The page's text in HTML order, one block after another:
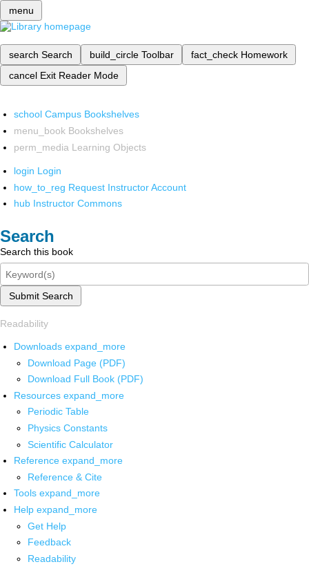
menu
search Search build_circle Toolbar fact_check Homework
cancel Exit Reader Mode
school Campus Bookshelves
menu_book Bookshelves
perm_media Learning Objects
login Login
how_to_reg Request Instructor Account
hub Instructor Commons
Search
Search this book
Submit Search
Readability
Downloads expand_more
Download Page (PDF)
Download Full Book (PDF)
Resources expand_more
Periodic Table
Physics Constants
Scientific Calculator
Reference expand_more
Reference & Cite
Tools expand_more
Help expand_more
Get Help
Feedback
Readability